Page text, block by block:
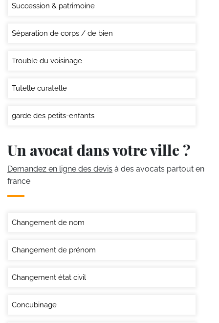
Succession & patrimoine
Séparation de corps / de bien
Trouble du voisinage
Tutelle curatelle
garde des petits-enfants
Un avocat dans votre ville ?
Demandez en ligne des devis à des avocats partout en
france
Changement de nom
Changement de prénom
Changement état civil
Concubinage